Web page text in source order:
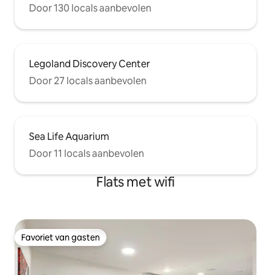
Door 130 locals aanbevolen
Legoland Discovery Center
Door 27 locals aanbevolen
Sea Life Aquarium
Door 11 locals aanbevolen
Flats met wifi
Favoriet van gasten
Favoriet van gasten